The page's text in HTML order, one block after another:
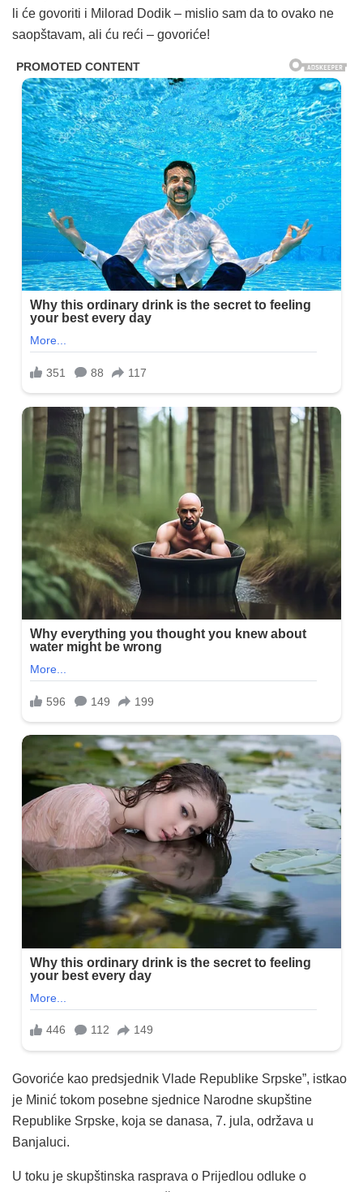
li će govoriti i Milorad Dodik – mislio sam da to ovako ne
saopštavam, ali ću reći – govoriće!
Govoriće kao predsjednik Vlade Republike Srpske”, istkao
je Minić tokom posebne sjednice Narodne skupštine
Republike Srpske, koja se danasa, 7. jula, održava u
Banjaluci.
U toku je skupštinska rasprava o Prijedlou odluke o